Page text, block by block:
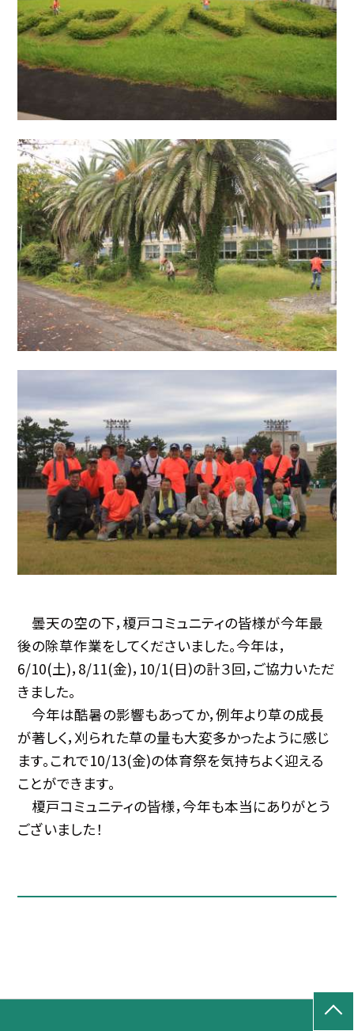
曇天の空の下，榎戸コミュニティの皆様が今年最
後の除草作業をしてくださいました。今年は，
6/10(土)，8/11(金)，10/1(日)の計３回，ご協力いただ
きました。
今年は酷暑の影響もあってか，例年より草の成長
が著しく，刈られた草の量も大変多かったように感じ
ます。これで10/13(金)の体育祭を気持ちよく迎える
ことができます。
榎戸コミュニティの皆様，今年も本当にありがとう
ございました！